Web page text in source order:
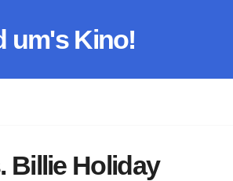
um's Kino!
Billie Holiday